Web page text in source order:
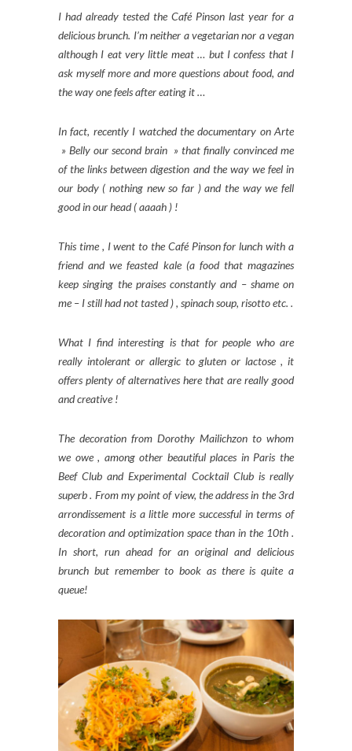
I had already tested the Café Pinson last year for a
delicious brunch. I’m neither a vegetarian nor a vegan
although I eat very little meat … but I confess that I
ask myself more and more questions about food, and
the way one feels after eating it …
In fact, recently I watched the documentary on Arte
» Belly our second brain » that finally convinced me
of the links between digestion and the way we feel in
our body ( nothing new so far ) and the way we fell
good in our head ( aaaah ) !
This time , I went to the Café Pinson for lunch with a
friend and we feasted kale (a food that magazines
keep singing the praises constantly and – shame on
me – I still had not tasted ) , spinach soup, risotto etc. .
What I find interesting is that for people who are
really intolerant or allergic to gluten or lactose , it
offers plenty of alternatives here that are really good
and creative !
The decoration from Dorothy Mailichzon to whom
we owe , among other beautiful places in Paris the
Beef Club and Experimental Cocktail Club is really
superb . From my point of view, the address in the 3rd
arrondissement is a little more successful in terms of
decoration and optimization space than in the 10th .
In short, run ahead for an original and delicious
brunch but remember to book as there is quite a
queue!